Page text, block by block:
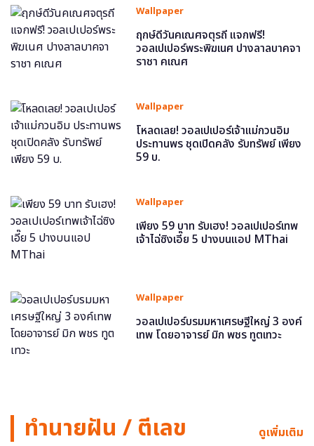
Wallpaper
ฤกษ์ดีวันคเณศจตุรถี แจกฟรี!
วอลเปเปอร์พระพิฆเนศ ปางลาลบาคจา
ราชา คเณศ
Wallpaper
โหลดเลย! วอลเปเปอร์เจ้าแม่กวนอิม
ประทานพร ชุดเปิดคลัง รับทรัพย์ เพียง
59 บ.
Wallpaper
เพียง 59 บาท รับเฮง! วอลเปเปอร์เทพ
เจ้าไฉ่ซิงเอี๊ย 5 ปางบนแอป MThai
Wallpaper
วอลเปเปอร์บรมมหาเศรษฐีใหญ่ 3 องค์
เทพ โดยอาจารย์ มิก พชร ทูตเทวะ
ทำนายฝัน / ตีเลข ดูเพิ่มเติม